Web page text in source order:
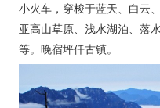
小火车，穿梭于蓝天、白云
亚高山草原、浅水湖泊、落
等。晚宿坪仟古镇。